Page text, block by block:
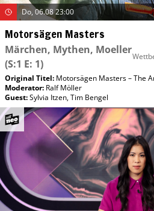
Do, 06.08 23:00
Motorsägen Masters
Märchen, Mythen, Moeller
(S:1 E: 1)
Original Titel: Motorsägen Masters – The
Moderator: Ralf Möller
Guest:Sylvia Itzen,Tim Bengel